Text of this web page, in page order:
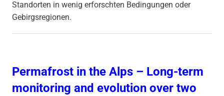
Standorten in wenig erforschten Bedingungen oder
Gebirgsregionen.
Permafrost in the Alps – Long-term
monitoring and evolution over two